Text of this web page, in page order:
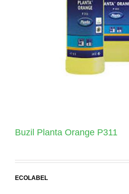
Buzil Planta Orange P311
ECOLABEL